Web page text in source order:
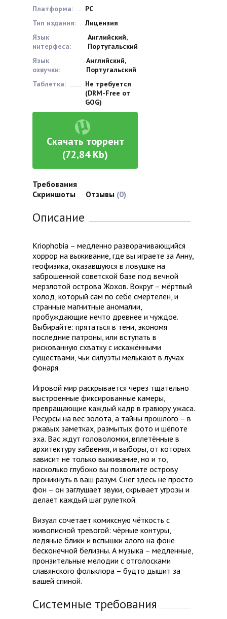
Платформа:
PC
Тип издания:
Лицензия
Язык
интерфеса:
Английский,
Португальский
Язык
озвучки:
Английский,
Португальский
Таблетка:
Не требуется
(DRM-Free от
GOG)
Скачать торрент
(72,84 Kb)
Требования
Скриншоты
Отзывы (0)
Описание
Kriophobia – медленно разворачивающийся
хоррор на выживание, где вы играете за Анну,
геофизика, оказавшуюся в ловушке на
заброшенной советской базе под вечной
мерзлотой острова Жохов. Вокруг – мёртвый
холод, который сам по себе смертелен, и
странные магнитные аномалии,
пробуждающие нечто древнее и чуждое.
Выбирайте: прятаться в тени, экономя
последние патроны, или вступать в
рискованную схватку с искажёнными
существами, чьи силуэты мелькают в лучах
фонаря.
Игровой мир раскрывается через тщательно
выстроенные фиксированные камеры,
превращающие каждый кадр в гравюру ужаса.
Ресурсы на вес золота, а тайны прошлого – в
ржавых заметках, размытых фото и шёпоте
эха. Вас ждут головоломки, вплетённые в
архитектуру забвения, и выборы, от которых
зависит не только выживание, но и то,
насколько глубоко вы позволите острову
проникнуть в ваш разум. Снег здесь не просто
фон – он заглушает звуки, скрывает угрозы и
делает каждый шаг рулеткой.
Визуал сочетает комиксную чёткость с
живописной тревогой: чёрные контуры,
ледяные блики и вспышки алого на фоне
бесконечной белизны. А музыка – медленные,
пронзительные мелодии с отголосками
славянского фольклора – будто дышит за
вашей спиной.
Системные требования